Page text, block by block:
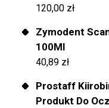
120,00 zł
Zymodent
100Ml
40,89 zł
Prostaff
Produkt Do